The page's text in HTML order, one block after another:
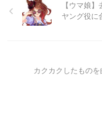
【ウマ娘
ヤング役に
カクカクしたもの